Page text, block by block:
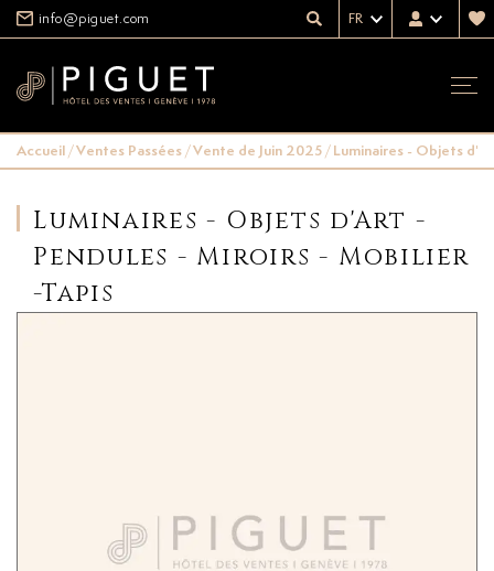
info@piguet.com FR
Accueil/Ventes Passées/Vente de Juin 2025/Luminaires - Objets
Luminaires - Objets d'Art -
Pendules - Miroirs - Mobilier
-Tapis